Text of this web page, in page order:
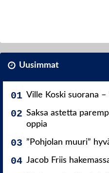
Uusimmat
Ville Koski suorana –
Saksa astetta
oppia
”Pohjolan muuri”
Jacob Friis